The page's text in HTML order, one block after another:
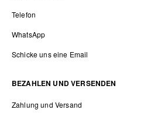
Telefon
WhatsApp
Schicke uns eine Email
BEZAHLEN UND VERSENDEN
Zahlung und Versand